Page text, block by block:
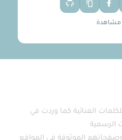
الغنائية كما وردت في
الرسمية
وصفحاتهم الموثوقة في المواقع